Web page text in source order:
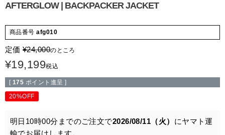
AFTERGLOW | BACKPACKER JACKET
商品番号 afg010
定価 ¥24,000のところ
¥19,199税込
[ 175 ポイント進呈 ]
20%OFF
明日 10時00分 までのご注文で2026/08/11（火） にヤマト運